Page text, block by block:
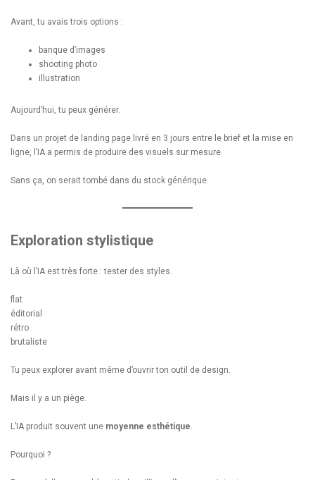
Avant, tu avais trois options :
banque d’images
shooting photo
illustration
Aujourd’hui, tu peux générer.
Dans un projet de landing page livré en 3 jours entre le brief et la mise en
ligne, l’IA a permis de produire des visuels sur mesure.
Sans ça, on serait tombé dans du stock générique.
Exploration stylistique
Là où l’IA est très forte : tester des styles.
flat
éditorial
rétro
brutaliste
Tu peux explorer avant même d’ouvrir ton outil de design.
Mais il y a un piège.
L’IA produit souvent une moyenne esthétique
Pourquoi ?